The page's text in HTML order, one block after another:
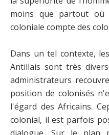
moins que partout où
coloniale compte des
Dans un tel contexte,
Antillais sont très
administrateurs
position de colonisés
l'égard des Africains.
colonial, il est parfois